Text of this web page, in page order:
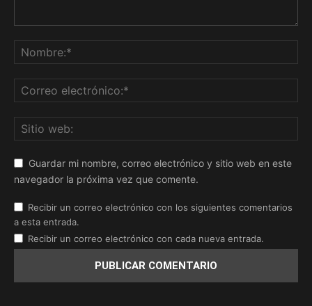
Guardar mi nombre, correo electrónico y sitio web en este
navegador la próxima vez que comente.
Recibir un correo electrónico con los siguientes comentarios
a esta entrada.
Recibir un correo electrónico con cada nueva entrada.